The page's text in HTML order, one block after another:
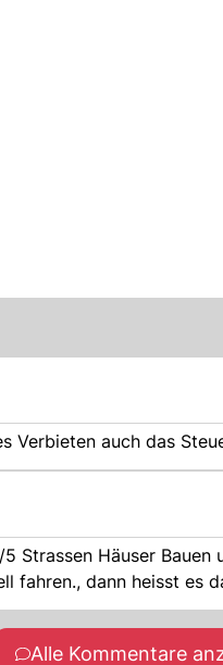
Verbieten auch das
fahren., dann heisst es
Alle Kommentare